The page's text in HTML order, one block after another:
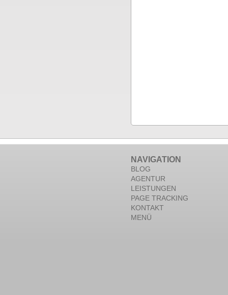
NAVIGATION
BLOG
AGENTUR
LEISTUNGEN
PAGE TRACKING
KONTAKT
MENÜ